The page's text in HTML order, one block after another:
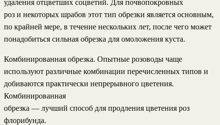
удаления отцветших соцветий. Для почвопокровных
роз и некоторых шрабов этот тип обрезки является основным,
по крайней мере, в течение нескольких лет, после чего может
понадобиться сильная обрезка для омоложения куста.
Комбинированная обрезка. Опытные розоводы чаще
используют различные комбинации перечисленных типов и
добиваются практически непрерывного цветения.
Комбинированная
обрезка — лучший способ для продления цветения роз
флорибунда.